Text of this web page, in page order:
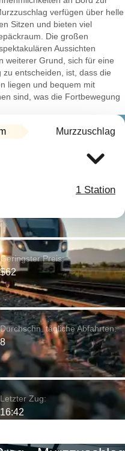
verfügen über helle
Sitzen und bieten viel
Die großen
Aussichten
weiterer Grund, sich für eine
entscheiden, ist, dass die
liegen und bequem mit
sind, was die Fortbewegung
Murzzuschlag
1 Station
Geringster Preis:
$62
Durchschn. tägliche Abfahrten:
8
Letzter Zug:
16:42